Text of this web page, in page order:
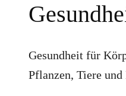
Gesundheit für
Pflanzen, Tiere und